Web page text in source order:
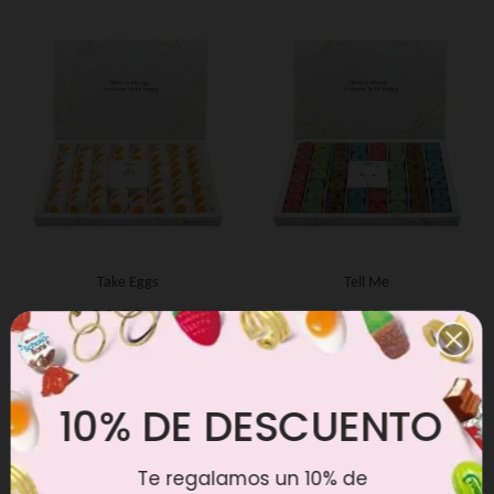
Take Eggs
34,90 €
Tell Me
39,90 €
10% DE DESCUENTO
Te regalamos un 10% de